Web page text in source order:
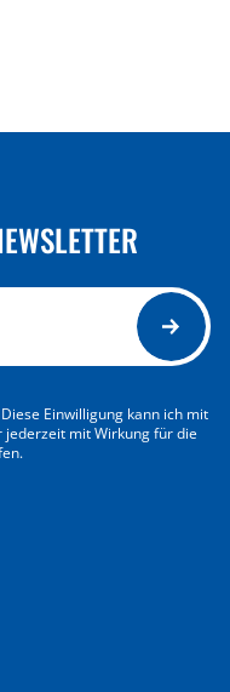
Einwilligung kann ich mit
mit Wirkung für die